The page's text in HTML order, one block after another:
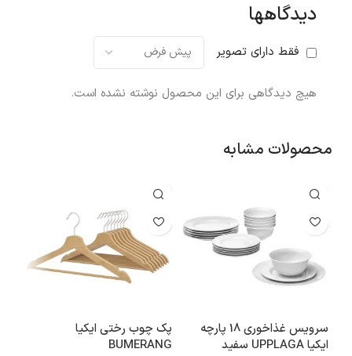
دیدگاهها
فقط دارای تصویر
هیچ دیدگاهی برای این محصول نوشته نشده است.
محصولات مشابه
سرویس غذاخوری 18 پارچه
ایکیا UPPLAGA سفید
پک چوب رختی ایکیا
BUMERANG